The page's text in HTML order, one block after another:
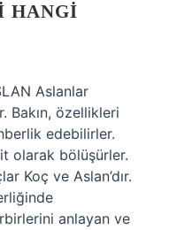
HANGI
Aslanlar
Bakın, özellikleri
edebilirler.
olarak bölüşürler.
Koç ve Aslan’dır.
anlayan ve